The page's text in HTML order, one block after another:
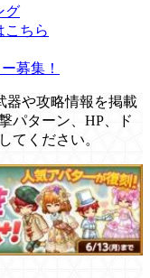
グ
こちら
募集！
器や攻略情報を掲載
パターン、HP、ド
てください。